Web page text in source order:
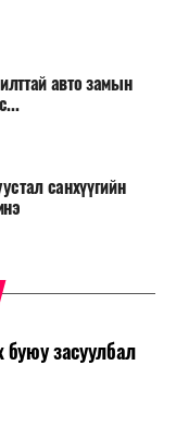
авто замын
санхүүгийн
буюу засуулбал